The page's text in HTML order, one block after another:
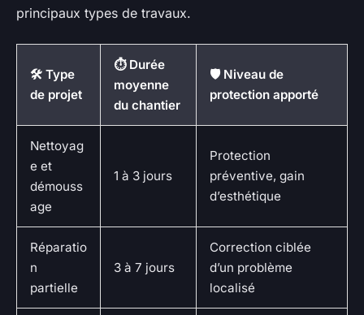
principaux types de travaux.
🛠️ Type
de projet
⏱️ Durée
moyenne
du chantier
🛡️ Niveau de
protection apporté
Nettoyag
e et
démouss
age
1 à 3 jours
Protection
préventive, gain
d’esthétique
Réparatio
n
partielle
3 à 7 jours
Correction ciblée
d’un problème
localisé